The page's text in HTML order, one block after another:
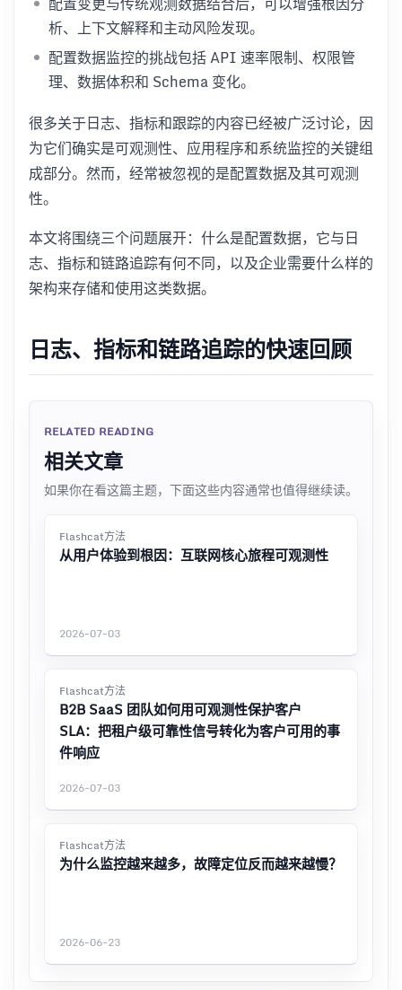
析、上下文解释和主动风险发现。
配置数据监控的挑战包括 API 速率限制、权限管
理、数据体积和 Schema 变化。
很多关于日志、指标和跟踪的内容已经被广泛讨论，因
为它们确实是可观测性、应用程序和系统监控的关键组
成部分。然而，经常被忽视的是配置数据及其可观测
性。
本文将围绕三个问题展开：什么是配置数据，它与日
志、指标和链路追踪有何不同，以及企业需要什么样的
架构来存储和使用这类数据。
日志、指标和链路追踪的快速回顾
RELATED READING
相关文章
如果你在看这篇主题，下面这些内容通常也值得继续读。
Flashcat方法
从用户体验到根因：互联网核心旅程可观测性
2026-07-03
Flashcat方法
B2B SaaS 团队如何用可观测性保护客户
SLA：把租户级可靠性信号转化为客户可用的事
件响应
2026-07-03
Flashcat方法
为什么监控越来越多，故障定位反而越来越慢？
2026-06-23